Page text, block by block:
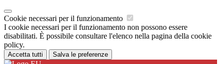
Cookie necessari per il funzionamento
I cookie necessari per il funzionamento non possono essere
disabilitati. È possibile consultare l'elenco nella pagina della cookie
policy.
Accetta tutti Salva le preferenze